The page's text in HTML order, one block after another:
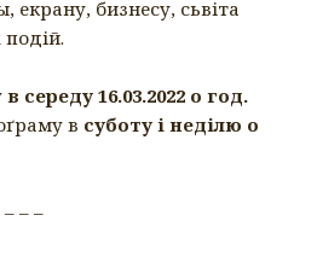
екрану, бизнесу, сьвіта
в середу 16.03.2022 о год.
в суботу і неділю о
– – –